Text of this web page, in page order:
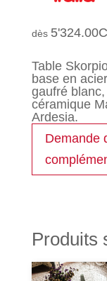
5'324.00
Table
base en
gaufré
céramique
Ardesia.
Demande
Produits